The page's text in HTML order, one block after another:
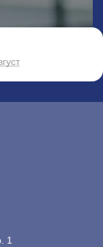
1